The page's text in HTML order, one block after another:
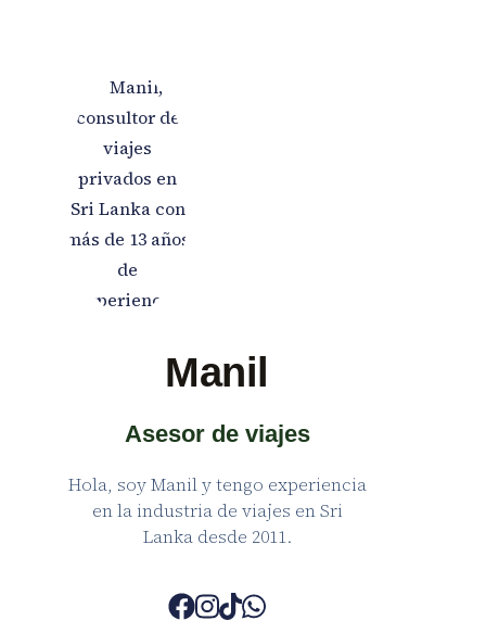
Manil
Asesor de viajes
Hola, soy Manil y tengo experiencia
en la industria de viajes en Sri
Lanka desde 2011.